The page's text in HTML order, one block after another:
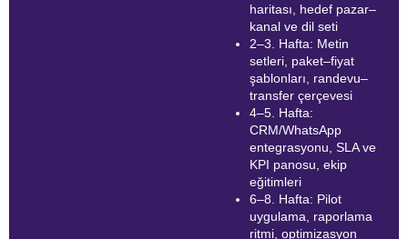
haritası, hedef pazar–
kanal ve dil seti
2–3. Hafta: Metin
setleri, paket–fiyat
şablonları, randevu–
transfer çerçevesi
4–5. Hafta:
CRM/WhatsApp
entegrasyonu, SLA ve
KPI panosu, ekip
eğitimleri
6–8. Hafta: Pilot
uygulama, raporlama
ritmi, optimizasyon